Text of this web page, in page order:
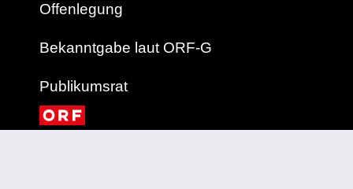
Offenlegung
Bekanntgabe laut ORF-G
Publikumsrat